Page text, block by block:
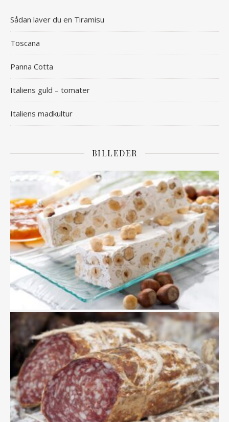
Sådan laver du en Tiramisu
Toscana
Panna Cotta
Italiens guld – tomater
Italiens madkultur
BILLEDER